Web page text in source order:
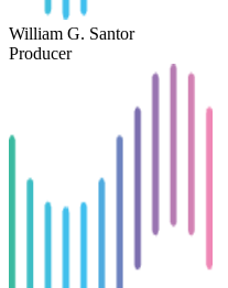
William G. Santor
Producer